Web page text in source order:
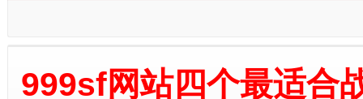
999sf网站四个最适合